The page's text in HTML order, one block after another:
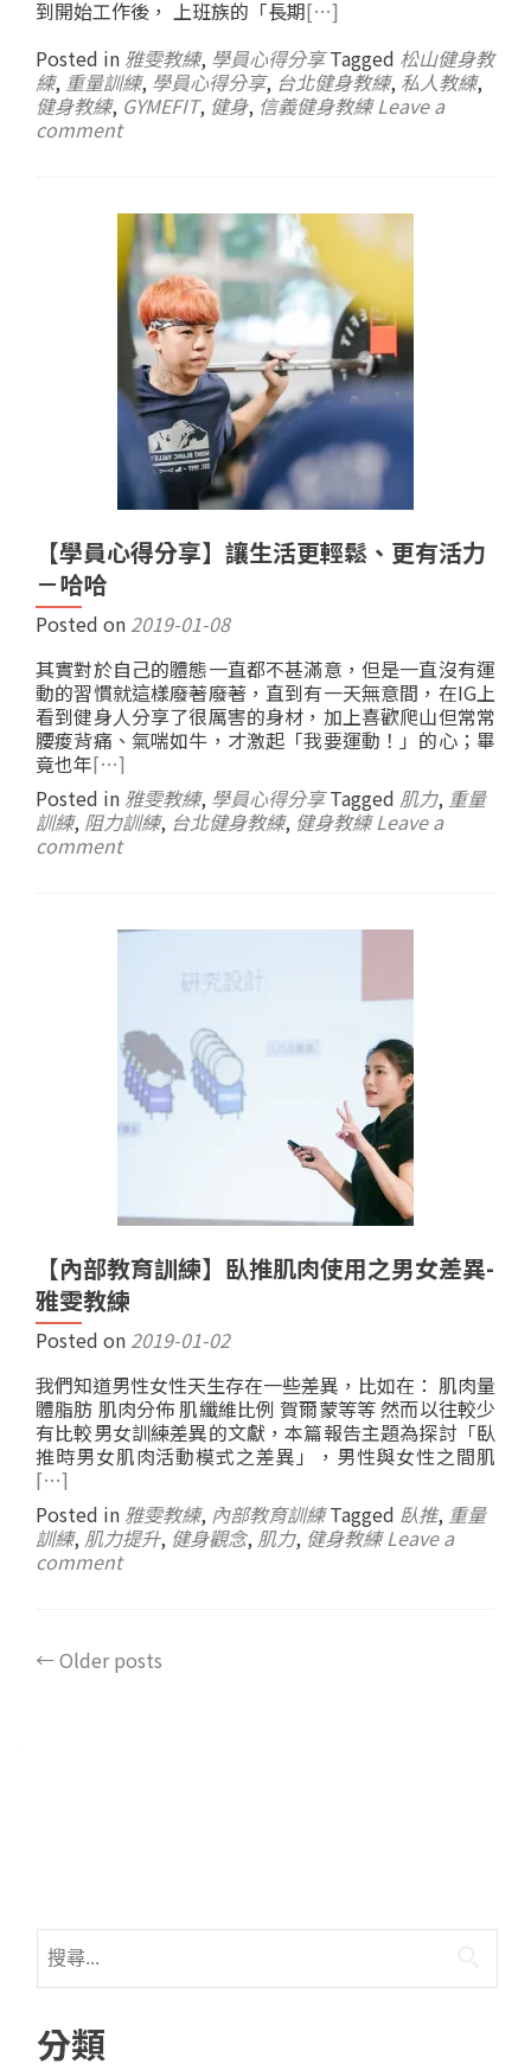
到開始工作後， 上班族的「長期[…]
Posted in 雅雯教練, 學員心得分享 Tagged 松山健身教
練, 重量訓練, 學員心得分享, 台北健身教練, 私人教練,
健身教練, GYMEFIT, 健身, 信義健身教練 Leave a
comment
【學員心得分享】讓生活更輕鬆、更有活力
－哈哈
Posted on 2019-01-08
其實對於自己的體態一直都不甚滿意，但是一直沒有運
動的習慣就這樣廢著廢著，直到有一天無意間，在IG上
看到健身人分享了很厲害的身材，加上喜歡爬山但常常
腰痠背痛、氣喘如牛，才激起「我要運動！」的心；畢
竟也年[…]
Posted in 雅雯教練, 學員心得分享 Tagged 肌力, 重量
訓練, 阻力訓練, 台北健身教練, 健身教練 Leave a
comment
【內部教育訓練】臥推肌肉使用之男女差異-
雅雯教練
Posted on 2019-01-02
我們知道男性女性天生存在一些差異，比如在： 肌肉量
體脂肪 肌肉分佈 肌纖維比例 賀爾蒙等等 然而以往較少
有比較男女訓練差異的文獻，本篇報告主題為探討「臥
推時男女肌肉活動模式之差異」，男性與女性之間肌
[…]
Posted in 雅雯教練, 內部教育訓練 Tagged 臥推, 重量
訓練, 肌力提升, 健身觀念, 肌力, 健身教練 Leave a
comment
←Older posts
分類